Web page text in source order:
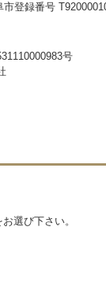
登録番号
号
選び下さい。